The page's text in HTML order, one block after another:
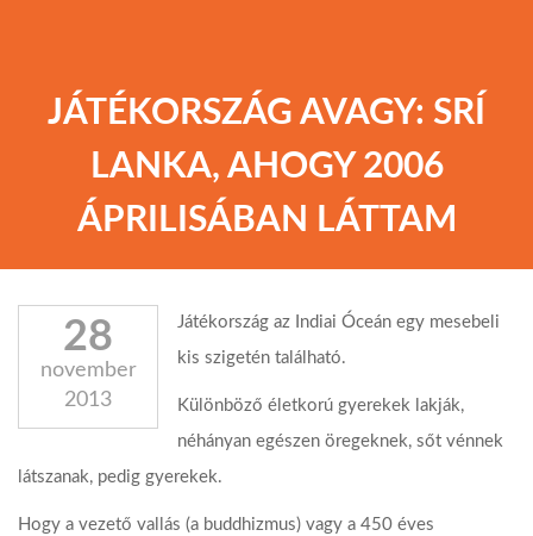
JÁTÉKORSZÁG AVAGY: SRÍ
LANKA, AHOGY 2006
ÁPRILISÁBAN LÁTTAM
28
november
2013
Játékország az Indiai Óceán egy mesebeli
kis szigetén található.
Különböző életkorú gyerekek lakják,
néhányan egészen öregeknek, sőt vénnek
látszanak, pedig gyerekek.
Hogy a vezető vallás (a buddhizmus) vagy a 450 éves